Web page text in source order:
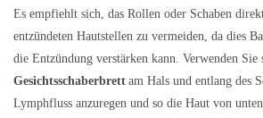
Es empfiehlt sich, das Rollen oder Schaben
entzündeten Hautstellen zu vermeiden, da dies
die Entzündung verstärken kann. Verwenden Sie
Gesichtsschaberbrett am Hals und entlang des
Lymphfluss anzuregen und so die Haut von